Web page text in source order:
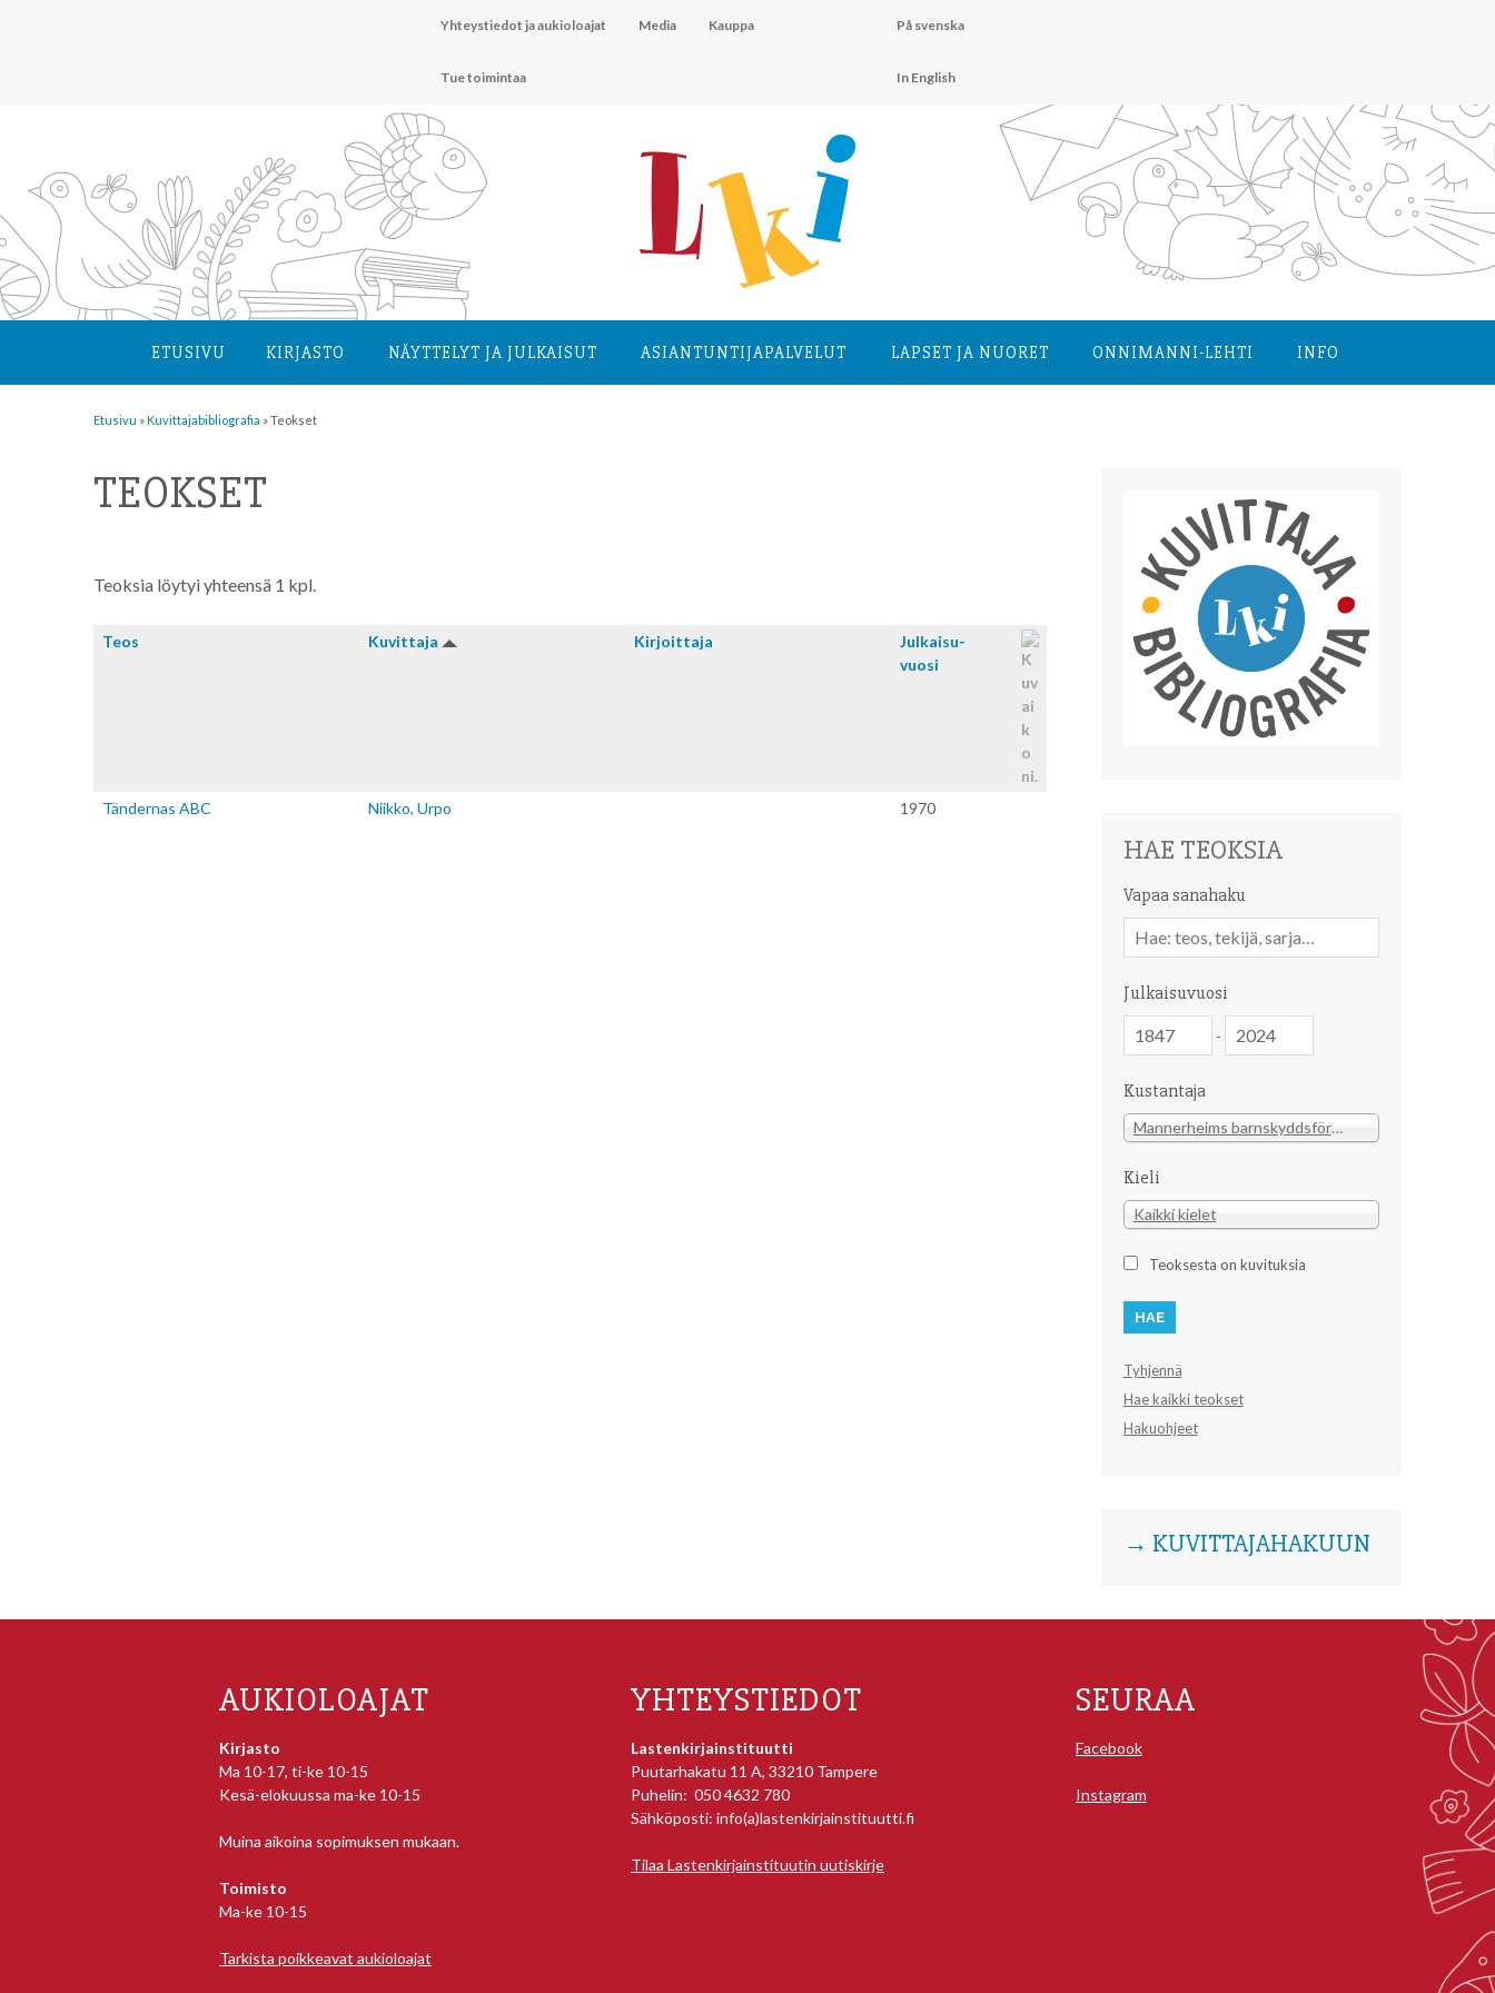
Yhteystiedot ja aukioloajat Media Kauppa
Tue toimintaa
På svenska
In English
ETUSIVU KIRJASTO NÄYTTELYT JA JULKAISUT ASIANTUNTIJA­PALVELUT LAPSET JA NUORET ONNIMANNI-LEHTI INFO
Etusivu »Kuvittaja­bibliografia »Teokset
TEOKSET
Teoksia löytyi yhteensä 1 kpl.
Teos Kuvitta­ja Kirjoitta­ja
Julkaisu­
vuosi
Tändernas ABC Niikko, Urpo 1970
HAE TEOKSIA
Vapaa sanahaku
sanahaku
Julkaisuvuosi
-
Kustantaja
Kustantaja Mannerheims barnskyddsförbund (1)
Kieli
Kieli
Kaikki kielet
Teoksesta on kuvituksia
Tyhjennä
Hae kaikki teokset
Hakuohjeet
→ KUVITTAJAHAKUUN
AUKIOLOAJAT
Kirjasto
Ma 10-17, ti-ke 10-15
Kesä-elokuussa ma-ke 10-15
Muina aikoina sopimuksen mukaan.
Toimisto
Ma-ke 10-15
Tarkista poikkeavat aukioloajat
YHTEYSTIEDOT
Lastenkirjainstituutti
Puutarhakatu 11 A, 33210 Tampere
Puhelin: 050 4632 780
Sähköposti: info(a)lastenkirjainstituutti.fi
Tilaa Lastenkirjainstituutin uutiskirje
SEURAA
Facebook
Instagram